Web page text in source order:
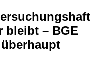
bleibt – BGE